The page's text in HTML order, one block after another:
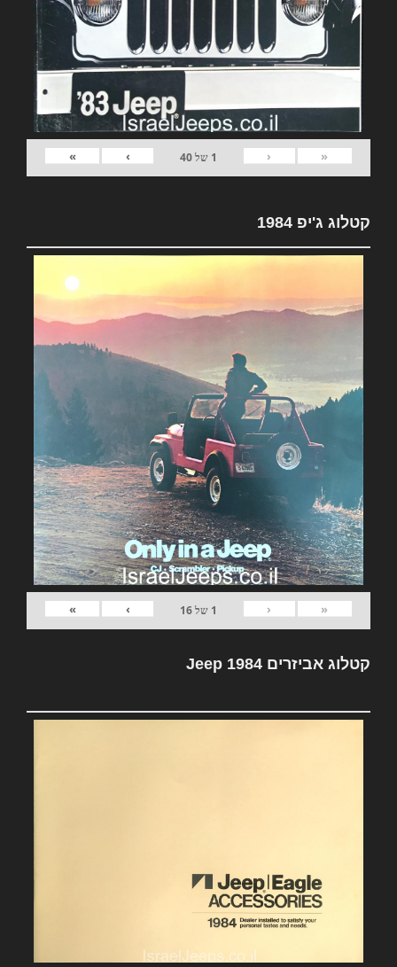
«
‹
1 של40
›
»
קטלוג ג'יפ 1984
«
‹
1 של16
›
»
קטלוג אביזרים Jeep 1984